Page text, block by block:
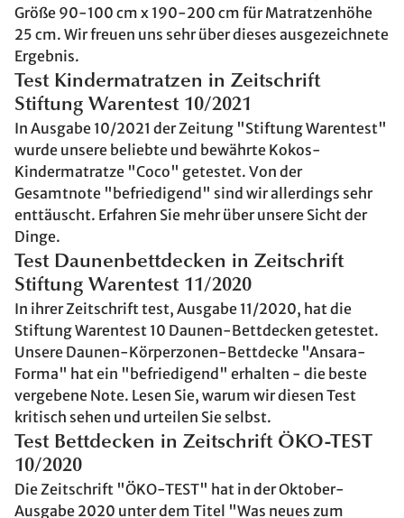
Größe 90-100 cm x 190-200 cm für Matratzenhöhe
25 cm. Wir freuen uns sehr über dieses ausgezeichnete
Ergebnis.
Test Kindermatratzen in Zeitschrift
Stiftung Warentest 10/2021
In Ausgabe 10/2021 der Zeitung "Stiftung Warentest"
wurde unsere beliebte und bewährte Kokos-
Kindermatratze "Coco" getestet. Von der
Gesamtnote "befriedigend" sind wir allerdings sehr
enttäuscht. Erfahren Sie mehr über unsere Sicht der
Dinge.
Test Daunenbettdecken in Zeitschrift
Stiftung Warentest 11/2020
In ihrer Zeitschrift test, Ausgabe 11/2020, hat die
Stiftung Warentest 10 Daunen-Bettdecken getestet.
Unsere Daunen-Körperzonen-Bettdecke "Ansara-
Forma" hat ein "befriedigend" erhalten - die beste
vergebene Note. Lesen Sie, warum wir diesen Test
kritisch sehen und urteilen Sie selbst.
Test Bettdecken in Zeitschrift ÖKO-TEST
10/2020
Die Zeitschrift "ÖKO-TEST" hat in der Oktober-
Ausgabe 2020 unter dem Titel "Was neues zum